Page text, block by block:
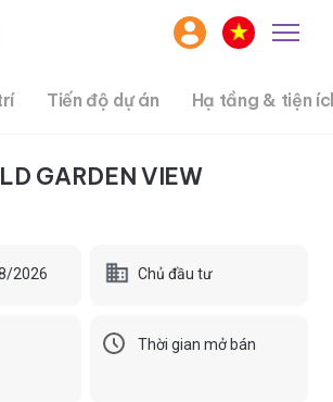
Tiến độ dự án Hạ tầng & tiện
GARDEN VIEW
2026 Chủ đầu tư
Thời gian mở bán